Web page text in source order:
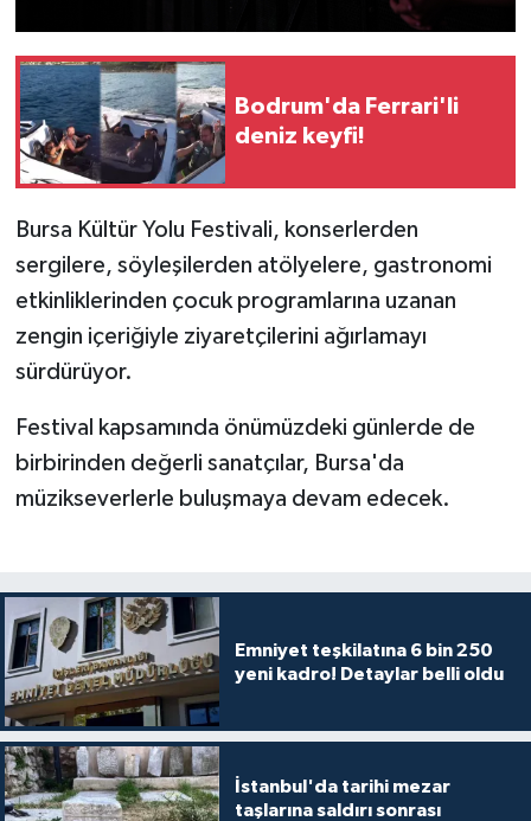
Bodrum'da Ferrari'li
deniz keyfi!
Bursa Kültür Yolu Festivali, konserlerden
sergilere, söyleşilerden atölyelere, gastronomi
etkinliklerinden çocuk programlarına uzanan
zengin içeriğiyle ziyaretçilerini ağırlamayı
sürdürüyor.
Festival kapsamında önümüzdeki günlerde de
birbirinden değerli sanatçılar, Bursa'da
müzikseverlerle buluşmaya devam edecek.
Emniyet teşkilatına 6 bin 250
yeni kadro! Detaylar belli oldu
İstanbul'da tarihi mezar
taşlarına saldırı sonrası